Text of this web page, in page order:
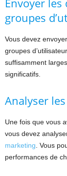
Envoyer
groupes
Vous devez
groupes
suffisamment
significatifs.
Analyser
Une fois que vous
vous devez
marketing . Vous
performances de